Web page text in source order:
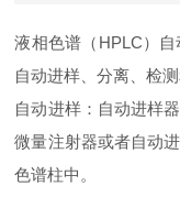
液相色谱（HPLC）
自动进样、分离、检
自动进样：自动进样
微量注射器或者自动
色谱柱中。